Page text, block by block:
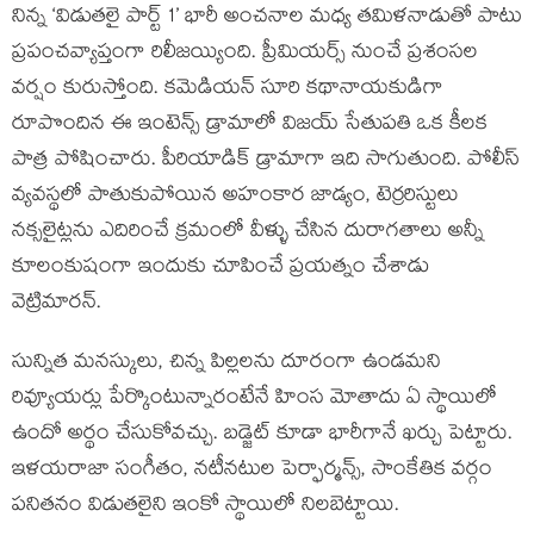
నిన్న ‘విడుతలై పార్ట్ 1’ భారీ అంచనాల మధ్య తమిళనాడుతో పాటు
ప్రపంచవ్యాప్తంగా రిలీజయ్యింది. ప్రీమియర్స్ నుంచే ప్రశంసల
వర్షం కురుస్తోంది. కమెడియన్ సూరి కథానాయకుడిగా
రూపొందిన ఈ ఇంటెన్స్ డ్రామాలో విజయ్ సేతుపతి ఒక కీలక
పాత్ర పోషించారు. పీరియాడిక్ డ్రామాగా ఇది సాగుతుంది. పోలీస్
వ్యవస్థలో పాతుకుపోయిన అహంకార జాడ్యం, టెర్రరిస్టులు
నక్సలైట్లను ఎదిరించే క్రమంలో వీళ్ళు చేసిన దురాగతాలు అన్నీ
కూలంకుషంగా ఇందుకు చూపించే ప్రయత్నం చేశాడు
వెట్రిమారన్.
సున్నిత మనస్కులు, చిన్న పిల్లలను దూరంగా ఉండమని
రివ్యూయర్లు పేర్కొంటున్నారంటేనే హింస మోతాదు ఏ స్థాయిలో
ఉందో అర్థం చేసుకోవచ్చు. బడ్జెట్ కూడా భారీగానే ఖర్చు పెట్టారు.
ఇళయరాజా సంగీతం, నటీనటుల పెర్ఫార్మన్స్, సాంకేతిక వర్గం
పనితనం విడుతలైని ఇంకో స్థాయిలో నిలబెట్టాయి.